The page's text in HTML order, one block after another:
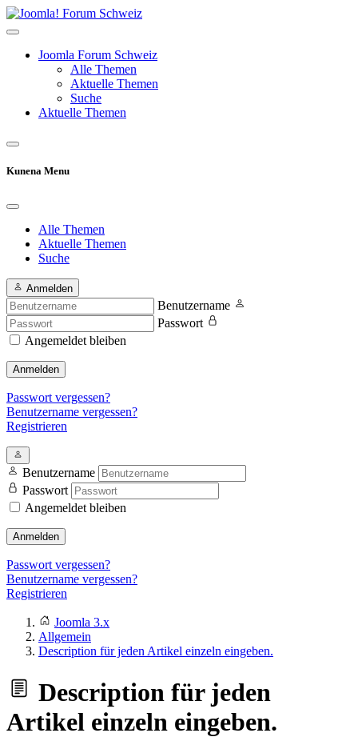
Joomla Forum Schweiz
Alle Themen
Aktuelle Themen
Suche
Aktuelle Themen
Kunena Menu
Alle Themen
Aktuelle Themen
Suche
Anmelden
Benutzername
Passwort
Angemeldet bleiben
Anmelden
Passwort vergessen?
Benutzername vergessen?
Registrieren
Benutzername
Passwort
Angemeldet bleiben
Anmelden
Passwort vergessen?
Benutzername vergessen?
Registrieren
Joomla 3.x
Allgemein
Description für jeden Artikel einzeln eingeben.
Description für jeden
Artikel einzeln eingeben.